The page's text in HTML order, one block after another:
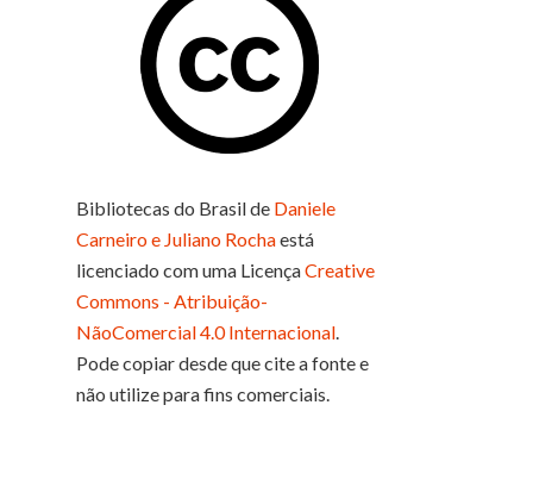
Bibliotecas do Brasilde Daniele
Carneiro e Juliano Rochaestá
licenciado com uma LicençaCreative
Commons - Atribuição-
NãoComercial 4.0 Internacional.
Pode copiar desde que cite a fonte e
não utilize para fins comerciais.